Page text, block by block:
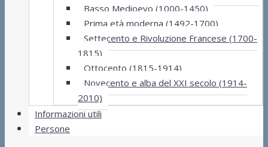
Basso Medioevo (1000-1450)
Prima età moderna (1492-1700)
Settecento e Rivoluzione Francese (1700-
1815)
Ottocento (1815-1914)
Novecento e alba del XXI secolo (1914-
2010)
Informazioni utili
Persone